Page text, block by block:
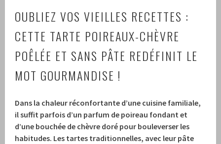
OUBLIEZ VOS VIEILLES RECETTES :
CETTE TARTE POIREAUX-CHÈVRE
POÊLÉE ET SANS PÂTE REDÉFINIT LE
MOT GOURMANDISE !
Dans la chaleur réconfortante d’une cuisine familiale,
il suffit parfois d’un parfum de poireau fondant et
d’une bouchée de chèvre doré pour bouleverser les
habitudes. Les tartes traditionnelles, avec leur pâte